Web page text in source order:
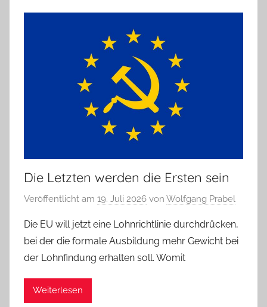
Die Letzten werden die Ersten sein
Veröffentlicht am 19. Juli 2026 von Wolfgang Prabel
Die EU will jetzt eine Lohnrichtlinie durchdrücken,
bei der die formale Ausbildung mehr Gewicht bei
der Lohnfindung erhalten soll. Womit
Weiterlesen